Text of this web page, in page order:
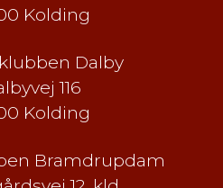
Kolding
Dalby
116
Kolding
Bramdrupdam